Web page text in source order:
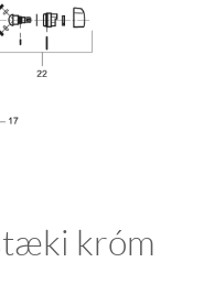
króm